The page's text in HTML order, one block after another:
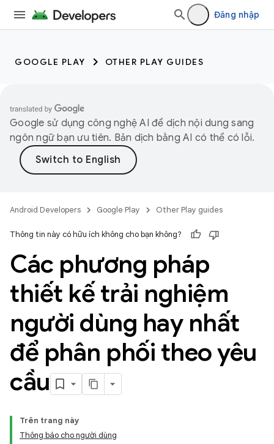
Đăng nhập
GOOGLE PLAY OTHER PLAY GUIDES
Google sử dụng công nghệ AI để dịch nội dung sang
ngôn ngữ bạn ưu tiên. Bản dịch bằng AI có thể có lỗi.
Android Developers Google Play Other Play guides
Thông tin này có hữu ích không cho bạn không?
Các phương pháp
thiết kế trải nghiệm
người dùng hay nhất
để phân phối theo yêu
cầu
Trên trang này
Thông báo cho người dùng